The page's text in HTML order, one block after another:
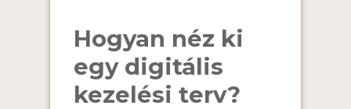
Hogyan néz ki
egy digitális
kezelési terv?